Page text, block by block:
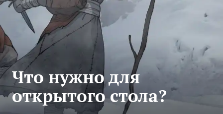
Что нужно для
открытого стола?